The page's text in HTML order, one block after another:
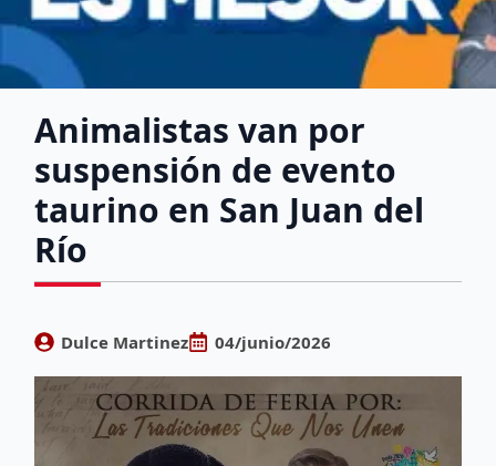
Animalistas van por
suspensión de evento
taurino en San Juan del
Río
Dulce Martinez 04/junio/2026